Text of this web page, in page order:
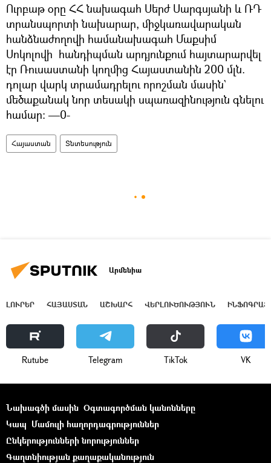
Ուրբաթ օրը ՀՀ նախագահ Սերժ Սարգսյանի և ՌԴ
տրանսպորտի նախարար, միջկառավարական
հանձնաժողովի համանախագահ Մաքսիմ
Սոկոլովի հանդիպման արդյունքում հայտարարվել
էր Ռուսաստանի կողմից Հայաստանին 200 մլն.
դոլար վարկ տրամադրելու որոշման մասին`
մեծաքանակ նոր տեսակի սպառազինություն գնելու
համար։ —0-
Հայաստան Տնտեսություն
Արմենիա
ԼՈՒՐԵՐ ՀԱՅԱՍՏԱՆ ԱՇԽԱՐՀ ՎԵՐԼՈՒԾՈՒԹՅՈՒՆ
Rutube Telegram ТikТоk VK
Նախագծի մասին Օգտագործման կանոնները
Կապ Մամուլի հաղորդագրություններ
Ընկերությունների նորություններ
Գաղտնիության քաղաքականություն